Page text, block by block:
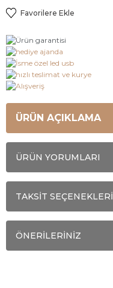
ÜRÜN AÇIKLAMA
ÜRÜN YORUMLARI
TAKSİT SEÇENEKLERİ
ÖNERİLERİNİZ